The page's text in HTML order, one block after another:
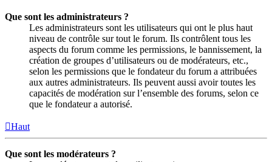
Que sont les administrateurs ?
Les administrateurs sont les utilisateurs qui ont le plus haut
niveau de contrôle sur tout le forum. Ils contrôlent tous les
aspects du forum comme les permissions, le bannissement, la
création de groupes d’utilisateurs ou de modérateurs, etc.,
selon les permissions que le fondateur du forum a attribuées
aux autres administrateurs. Ils peuvent aussi avoir toutes les
capacités de modération sur l’ensemble des forums, selon ce
que le fondateur a autorisé.
Haut
Que sont les modérateurs ?